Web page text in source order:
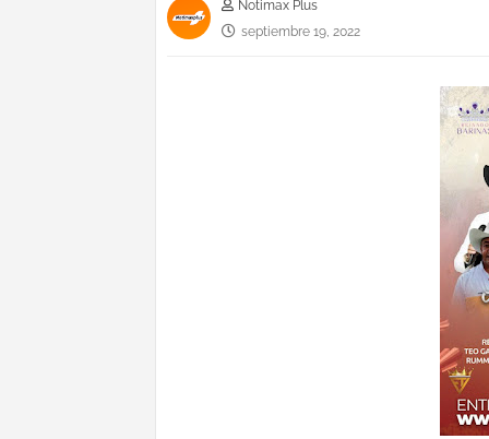
Notimax Plus
septiembre 19, 2022